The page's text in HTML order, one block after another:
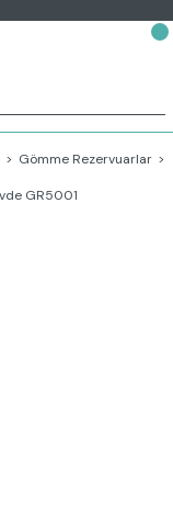
Gömme Rezervuarlar